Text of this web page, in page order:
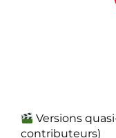
Versions
contributeurs)